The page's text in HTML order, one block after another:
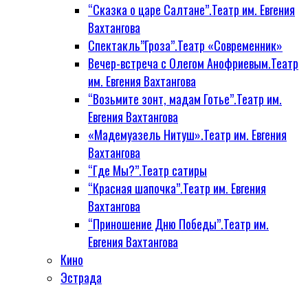
“Сказка о царе Салтане”.Театр им. Евгения
Вахтангова
Спектакль”Гроза”.Театр «Современник»
Вечер-встреча с Олегом Анофриевым.Театр
им. Евгения Вахтангова
“Возьмите зонт, мадам Готье”.Театр им.
Евгения Вахтангова
«Мадемуазель Нитуш».Театр им. Евгения
Вахтангова
“Где Мы?”.Театр сатиры
“Красная шапочка”.Театр им. Евгения
Вахтангова
“Приношение Дню Победы”.Театр им.
Евгения Вахтангова
Кино
Эстрада